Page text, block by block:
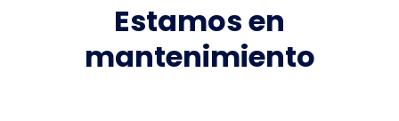
Estamos en
mantenimiento